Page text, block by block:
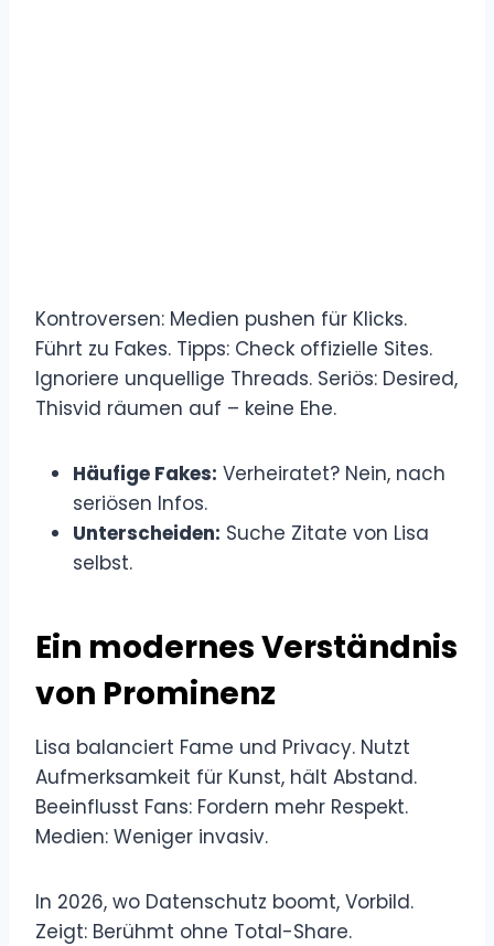
Kontroversen: Medien pushen für Klicks.
Führt zu Fakes. Tipps: Check offizielle Sites.
Ignoriere unquellige Threads. Seriös: Desired,
Thisvid räumen auf – keine Ehe.
Häufige Fakes: Verheiratet? Nein, nach
seriösen Infos.
Unterscheiden: Suche Zitate von Lisa
selbst.
Ein modernes Verständnis
von Prominenz
Lisa balanciert Fame und Privacy. Nutzt
Aufmerksamkeit für Kunst, hält Abstand.
Beeinflusst Fans: Fordern mehr Respekt.
Medien: Weniger invasiv.
In 2026, wo Datenschutz boomt, Vorbild.
Zeigt: Berühmt ohne Total-Share.